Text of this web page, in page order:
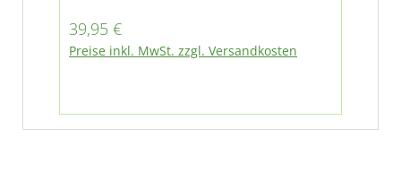
Regulärer Preis:
39,95 €
Preise inkl. MwSt. zzgl. Versandkosten